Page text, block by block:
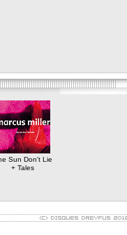
Sun Don't Lie
+ Tales